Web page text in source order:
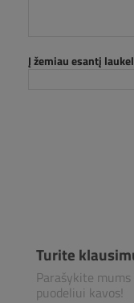
Į žemiau esantį
Turite
Parašykite
puodeliui kavos!